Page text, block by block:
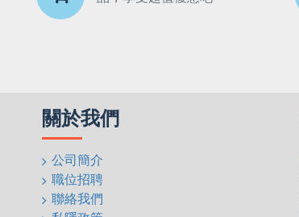
關於我們
公司簡介
職位招聘
聯絡我們